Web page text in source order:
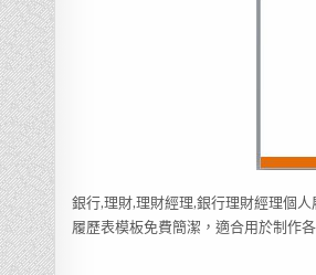
銀行,理財,理財經理,銀行理財經理個
履歷表模板免費簡潔，適合用於制作